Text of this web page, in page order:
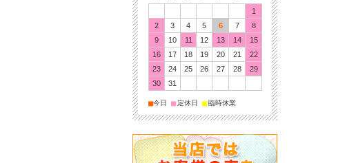
1
2
3 4 5 6 7
8
9
10 11 12 13 14
15
16
17 18 19 20 21
22
23
24 25 26 27 28
29
30
31
■今日 ■定休日 ■臨時休業